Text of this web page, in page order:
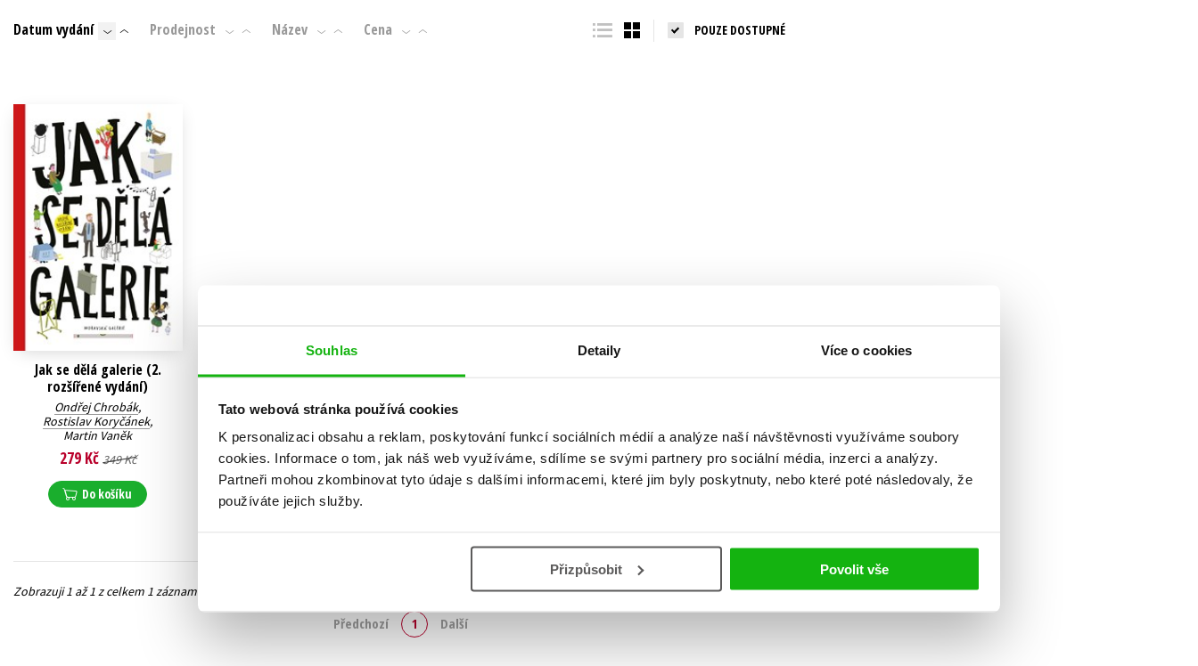
Souhlas Detaily Více o cookies
Tato webová stránka používá cookies
K personalizaci obsahu a reklam, poskytování funkcí sociálních médií a analýze naší návštěvnosti využíváme soubory
cookies. Informace o tom, jak náš web využíváme, sdílíme se svými partnery pro sociální média, inzerci a analýzy.
Partneři mohou zkombinovat tyto údaje s dalšími informacemi, které jim byly poskytnuty, nebo které poté následovaly, že
používáte jejich služby.
Přizpůsobit Povolit vše
Auto - moto
Beletrie pro dospělé
Hobby Populárně - naučná pro dospělé Young adult (SK)
Datum vydání Prodejnost Název Cena POUZE DOSTUPNÉ
Jak se dělá galerie (2.
rozšířené vydání)
Ondřej Chrobák,
Rostislav Koryčánek,
Martin Vaněk
279 Kč 349 Kč
Do košíku
Zobraz záznamů
Zobrazuji 1 až 1 z celkem 1 záznamů
Předchozí 1 Další